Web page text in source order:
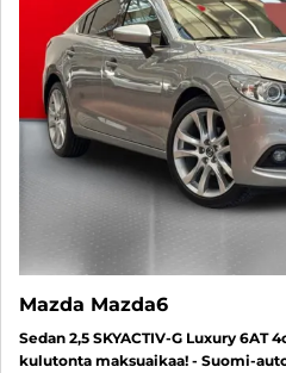
Mazda Mazda6
Sedan 2,5 SKYACTIV-G Luxury 6AT
kulutonta maksuaikaa! - Suomi-